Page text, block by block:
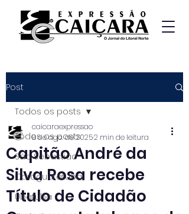
Post
Todos os posts
São Sebastião
Caraguatatuba
Ubatuba
Todos os posts
Capitão André da
Silva Rosa recebe
Título de Cidadão
caicaraexpressao
8 de ago. de 20252 min de leitura